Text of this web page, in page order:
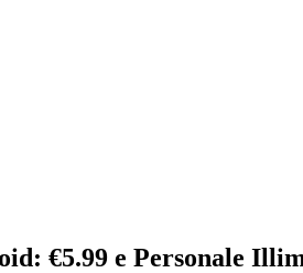
€5.99 e Personale